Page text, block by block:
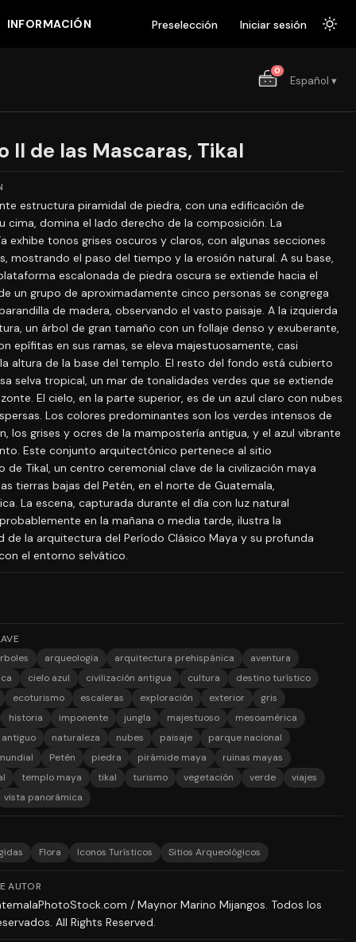
INFORMACIÓN Preselección Iniciar sesión
0
Español ▾
II de las Mascaras, Tikal
estructura piramidal de piedra, con una edificación de
cima, domina el lado derecho de la composición. La
exhibe tonos grises oscuros y claros, con algunas secciones
mostrando el paso del tiempo y la erosión natural. A su base,
escalonada de piedra oscura se extiende hacia el
un grupo de aproximadamente cinco personas se congrega
de madera, observando el vasto paisaje. A la izquierda
un árbol de gran tamaño con un follaje denso y exuberante,
epífitas en sus ramas, se eleva majestuosamente, casi
altura de la base del templo. El resto del fondo está cubierto
selva tropical, un mar de tonalidades verdes que se extiende
El cielo, en la parte superior, es de un azul claro con nubes
Los colores predominantes son los verdes intensos de
los grises y ocres de la mampostería antigua, y el azul vibrante
Este conjunto arquitectónico pertenece al sitio
de Tikal, un centro ceremonial clave de la civilización maya
tierras bajas del Petén, en el norte de Guatemala,
La escena, capturada durante el día con luz natural
en la mañana o media tarde, ilustra la
de la arquitectura del Período Clásico Maya y su profunda
el entorno selvático.
arqueologia arquitectura prehispánica
aventura
cielo azul civilización antigua cultura
destino turístico
ecoturismo
escaleras exploración exterior
gris
historia
imponente jungla majestuoso
mesoamérica
naturaleza nubes paisaje
parque nacional
Petén piedra pirámide maya
ruinas mayas
templo maya tikal turismo vegetación verde
viajes
vista panorámica
Flora Iconos Turísticos Sitios Arqueológicos
AUTOR
/ Maynor Marino Mijangos. Todos los
All Rights Reserved.